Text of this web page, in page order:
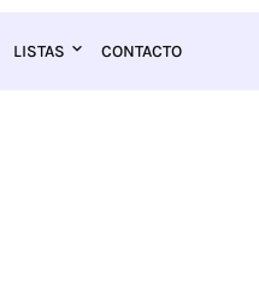
LISTAS CONTACTO